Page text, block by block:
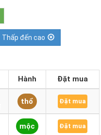
Thấp đến cao
Hành Đặt mua
thổ Đặt mua
mộc Đặt mua